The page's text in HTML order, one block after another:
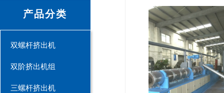
产品分类
双螺杆挤出机
双阶挤出机组
三螺杆挤出机